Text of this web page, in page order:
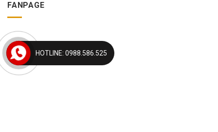
FANPAGE
HOTLINE: 0988.586.525